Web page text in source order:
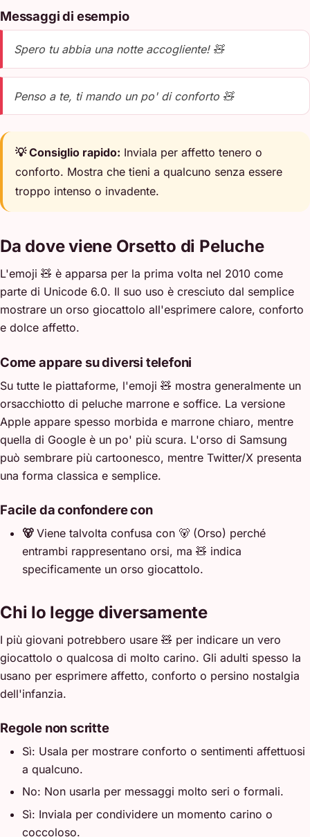
Messaggi di esempio
Spero tu abbia una notte accogliente! 🧸
Penso a te, ti mando un po' di conforto 🧸
💡 Consiglio rapido: Inviala per affetto tenero o
conforto. Mostra che tieni a qualcuno senza essere
troppo intenso o invadente.
Da dove viene Orsetto di Peluche
L'emoji 🧸 è apparsa per la prima volta nel 2010 come
parte di Unicode 6.0. Il suo uso è cresciuto dal semplice
mostrare un orso giocattolo all'esprimere calore, conforto
e dolce affetto.
Come appare su diversi telefoni
Su tutte le piattaforme, l'emoji 🧸 mostra generalmente un
orsacchiotto di peluche marrone e soffice. La versione
Apple appare spesso morbida e marrone chiaro, mentre
quella di Google è un po' più scura. L'orso di Samsung
può sembrare più cartoonesco, mentre Twitter/X presenta
una forma classica e semplice.
Facile da confondere con
🐻Viene talvolta confusa con 🐻 (Orso) perché
entrambi rappresentano orsi, ma 🧸 indica
specificamente un orso giocattolo.
Chi lo legge diversamente
I più giovani potrebbero usare 🧸 per indicare un vero
giocattolo o qualcosa di molto carino. Gli adulti spesso la
usano per esprimere affetto, conforto o persino nostalgia
dell'infanzia.
Regole non scritte
Sì: Usala per mostrare conforto o sentimenti affettuosi
a qualcuno.
No: Non usarla per messaggi molto seri o formali.
Sì: Inviala per condividere un momento carino o
coccoloso.